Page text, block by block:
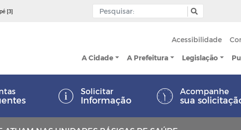
[3]
Acessibilidade
A Cidade A Prefeitura Legislação
Solicitar
Informação
Acompanhe
sua